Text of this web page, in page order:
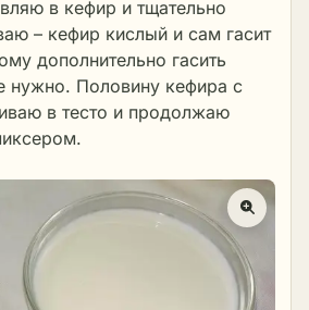
в кефир и тщательно
– кефир кислый и сам гасит
дополнительно гасить
нужно. Половину кефира с
в тесто и продолжаю